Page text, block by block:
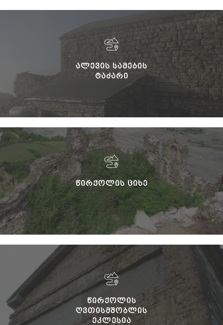
ᲐᲚᲔᲕᲘᲡ ᲡᲐᲛᲔᲑᲘᲡ
ᲢᲐᲫᲐᲠᲘ
ᲬᲘᲠᲥᲝᲚᲘᲡ ᲪᲘᲮᲔ
ᲬᲘᲠᲥᲝᲚᲘᲡ
ᲦᲕᲗᲘᲡᲛᲨᲝᲑᲚᲘᲡ
ᲔᲙᲚᲔᲡᲘᲐ